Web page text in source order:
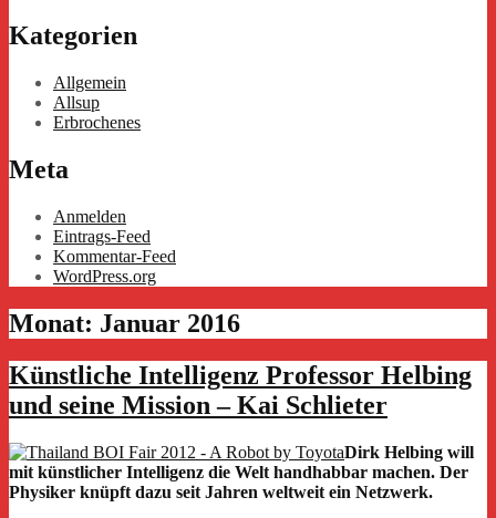
Kategorien
Allgemein
Allsup
Erbrochenes
Meta
Anmelden
Eintrags-Feed
Kommentar-Feed
WordPress.org
Monat: Januar 2016
Künstliche Intelligenz Professor Helbing
und seine Mission – Kai Schlieter
Dirk Helbing will
mit künstlicher Intelligenz die Welt handhabbar machen. Der
Physiker knüpft dazu seit Jahren weltweit ein Netzwerk.